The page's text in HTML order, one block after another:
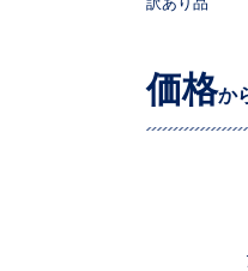
価格か